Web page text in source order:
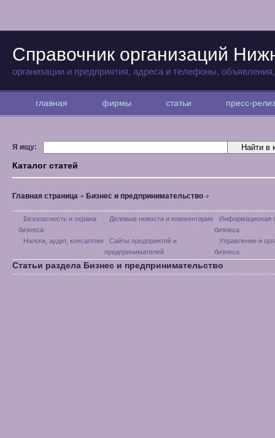
Справочник организаций
организации и предприятия, адреса и телефоны,
главная фирмы статьи пресс-
Я ищу:
Каталог статей
Главная страница Бизнес и предпринимательство
Безопасность и охрана
бизнеса
Деловые новости и комментарии
Информационая
бизнеса
Налоги, аудит, консалтинг
Сайты предприятий и
предпринимателей
Управление и
бизнеса
Статьи раздела Бизнес и предпринимательство